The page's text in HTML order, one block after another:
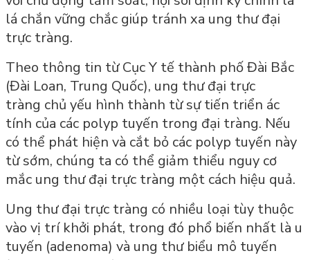
lá chắn vững chắc giúp tránh xa ung thư đại
trực tràng.
Theo thông tin từ Cục Y tế thành phố Đài Bắc
(Đài Loan, Trung Quốc), ung thư đại trực
tràng chủ yếu hình thành từ sự tiến triển ác
tính của các polyp tuyến trong đại tràng. Nếu
có thể phát hiện và cắt bỏ các polyp tuyến này
từ sớm, chúng ta có thể giảm thiểu nguy cơ
mắc ung thư đại trực tràng một cách hiệu quả.
Ung thư đại trực tràng có nhiều loại tùy thuộc
vào vị trí khởi phát, trong đó phổ biến nhất là u
tuyến (adenoma) và ung thư biểu mô tuyến